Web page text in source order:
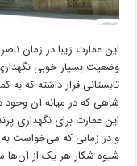
این عمارت زیبا در زمان
وضعیت بسیار خوبی
تابستانی قرار داشته که
شاهی که در میانه آن
این عمارت برای نگهداری
و در زمانی که می‌خواست به
شیوه شکار هر یک از